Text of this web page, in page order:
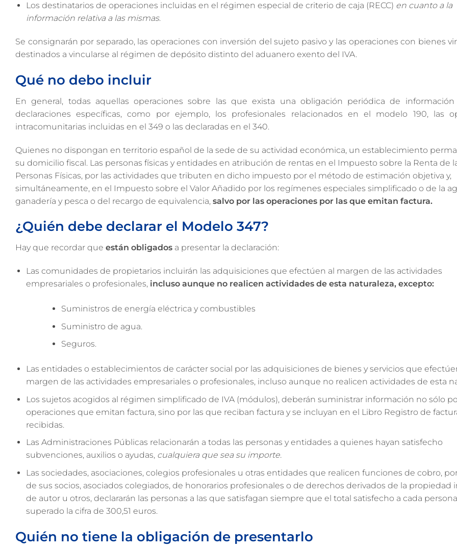
Los destinatarios de operaciones incluidas en el régimen especial de criterio de caja (RECC) en cuanto a la
información relativa a las mismas.
Se consignarán por separado, las operaciones con inversión del sujeto pasivo y las operaciones con bienes
destinados a vincularse al régimen de depósito distinto del aduanero exento del IVA.
Qué no debo incluir
En general, todas aquellas operaciones sobre las que exista una obligación periódica de
declaraciones específicas, como por ejemplo, los profesionales relacionados en el modelo 190, las
intracomunitarias incluidas en el 349 o las declaradas en el 340.
Quienes no dispongan en territorio español de la sede de su actividad económica, un establecimiento
su domicilio fiscal. Las personas físicas y entidades en atribución de rentas en el Impuesto sobre la Renta de
Personas Físicas, por las actividades que tributen en dicho impuesto por el método de estimación objetiva y,
simultáneamente, en el Impuesto sobre el Valor Añadido por los regímenes especiales simplificado o de la
ganadería y pesca o del recargo de equivalencia, salvo por las operaciones por las que emitan factura.
¿Quién debe declarar el Modelo 347?
Hay que recordar que están obligados a presentar la declaración:
Las comunidades de propietarios incluirán las adquisiciones que efectúen al margen de las actividades
empresariales o profesionales, incluso aunque no realicen actividades de esta naturaleza, excepto:
Suministros de energía eléctrica y combustibles
Suministro de agua.
Seguros.
Las entidades o establecimientos de carácter social por las adquisiciones de bienes y servicios que
margen de las actividades empresariales o profesionales, incluso aunque no realicen actividades de esta
Los sujetos acogidos al régimen simplificado de IVA (módulos), deberán suministrar información no sólo
operaciones que emitan factura, sino por las que reciban factura y se incluyan en el Libro Registro de
recibidas.
Las Administraciones Públicas relacionarán a todas las personas y entidades a quienes hayan satisfecho
subvenciones, auxilios o ayudas, cualquiera que sea su importe.
Las sociedades, asociaciones, colegios profesionales u otras entidades que realicen funciones de cobro,
de sus socios, asociados colegiados, de honorarios profesionales o de derechos derivados de la propiedad
de autor u otros, declararán las personas a las que satisfagan siempre que el total satisfecho a cada
superado la cifra de 300,51 euros.
Quién no tiene la obligación de presentarlo